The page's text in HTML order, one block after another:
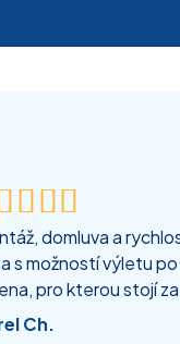

domluva a
s možností výletu
pro kterou stojí
Ch.